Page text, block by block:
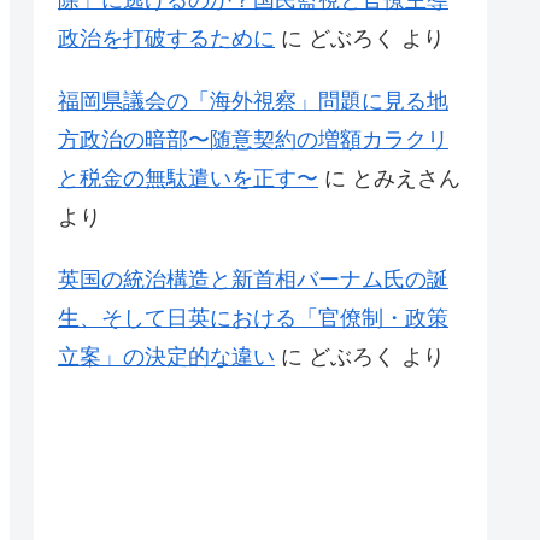
政治を打破するために に どぶろく より
福岡県議会の「海外視察」問題に見る地
方政治の暗部〜随意契約の増額カラクリ
と税金の無駄遣いを正す〜 に とみえさん
より
英国の統治構造と新首相バーナム氏の誕
生、そして日英における「官僚制・政策
立案」の決定的な違い に どぶろく より